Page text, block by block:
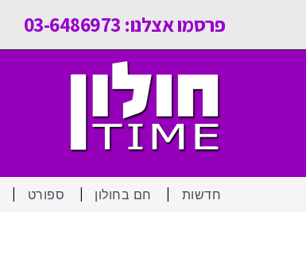
פרסמו אצלנו: 03-6486973
חדשות חם בחולון ספורט